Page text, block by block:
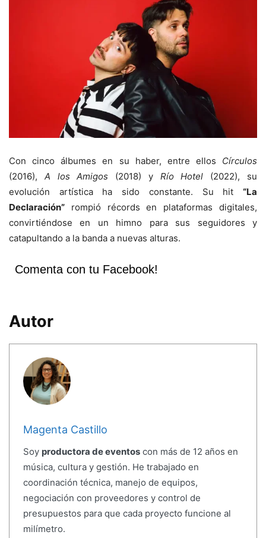
Con cinco álbumes en su haber, entre ellos Círculos
(2016), A los Amigos (2018) y Río Hotel (2022), su
evolución artística ha sido constante. Su hit “La
Declaración” rompió récords en plataformas digitales,
convirtiéndose en un himno para sus seguidores y
catapultando a la banda a nuevas alturas.
Comenta con tu Facebook!
Autor
Magenta Castillo
Soy productora de eventoscon más de 12 años en
música, cultura y gestión. He trabajado en
coordinación técnica, manejo de equipos,
negociación con proveedores y control de
presupuestos para que cada proyecto funcione al
milímetro.